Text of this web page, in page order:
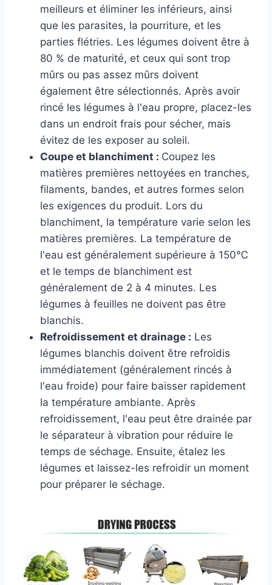
meilleurs et éliminer les inférieurs, ainsi
que les parasites, la pourriture, et les
parties flétries. Les légumes doivent être à
80 % de maturité, et ceux qui sont trop
mûrs ou pas assez mûrs doivent
également être sélectionnés. Après avoir
rincé les légumes à l'eau propre, placez-les
dans un endroit frais pour sécher, mais
évitez de les exposer au soleil.
Coupe et blanchiment : Coupez les
matières premières nettoyées en tranches,
filaments, bandes, et autres formes selon
les exigences du produit. Lors du
blanchiment, la température varie selon les
matières premières. La température de
l'eau est généralement supérieure à 150℃
et le temps de blanchiment est
généralement de 2 à 4 minutes. Les
légumes à feuilles ne doivent pas être
blanchis.
Refroidissement et drainage : Les
légumes blanchis doivent être refroidis
immédiatement (généralement rincés à
l'eau froide) pour faire baisser rapidement
la température ambiante. Après
refroidissement, l'eau peut être drainée par
le séparateur à vibration pour réduire le
temps de séchage. Ensuite, étalez les
légumes et laissez-les refroidir un moment
pour préparer le séchage.